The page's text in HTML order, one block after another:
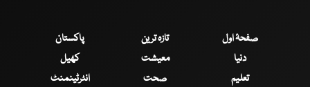
صفحۂ اول تازہ ترین
پاکستان
دنیا
معیشت
کھیل
تعلیم
صحت
انٹرٹینمنٹ